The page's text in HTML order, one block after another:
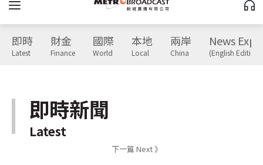
即時
Latest
財金
Finance
國際
World
本地
Local
兩岸
China
News
(English Edition)
即時新聞
Latest
下一篇 Next 》